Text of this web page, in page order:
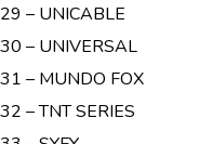
29 – UNICABLE
30 – UNIVERSAL
31 – MUNDO FOX
32 – TNT SERIES